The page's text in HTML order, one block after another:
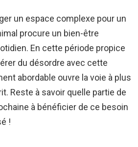
un espace complexe pour un
procure un bien-être
En cette période propice
du désordre avec cette
abordable ouvre la voie à plus
Reste à savoir quelle partie de
à bénéficier de ce besoin
!